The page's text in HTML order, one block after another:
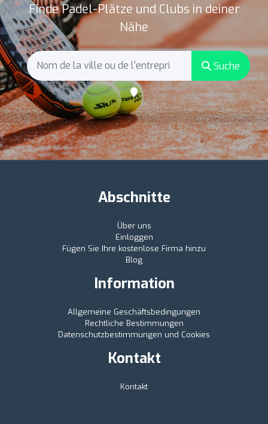
Finde Padel-Plätze und Clubs in deiner
Nähe
Suche
Abschnitte
Über uns
Einloggen
Fügen Sie Ihre kostenlose Firma hinzu
Blog
Information
Allgemeine Geschäftsbedingungen
Rechtliche Bestimmungen
Datenschutzbestimmungen und Cookies
Kontakt
Kontakt